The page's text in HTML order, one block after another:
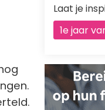
Laat je
1e jaar